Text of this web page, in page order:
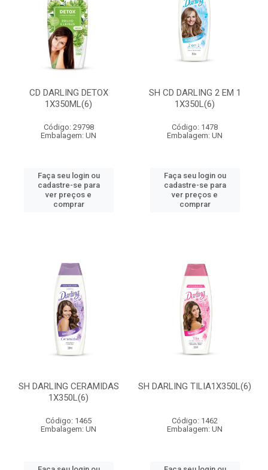
CD DARLING DETOX
1X350ML(6)
Código: 29798
Embalagem: UN
Faça seu login ou
cadastre-se para
ver preços e
comprar
SH CD DARLING 2 EM 1
1X350L(6)
Código: 1478
Embalagem: UN
Faça seu login ou
cadastre-se para
ver preços e
comprar
SH DARLING CERAMIDAS
1X350L(6)
Código: 1465
Embalagem: UN
SH DARLING TILIA1X350L(6)
Código: 1462
Embalagem: UN